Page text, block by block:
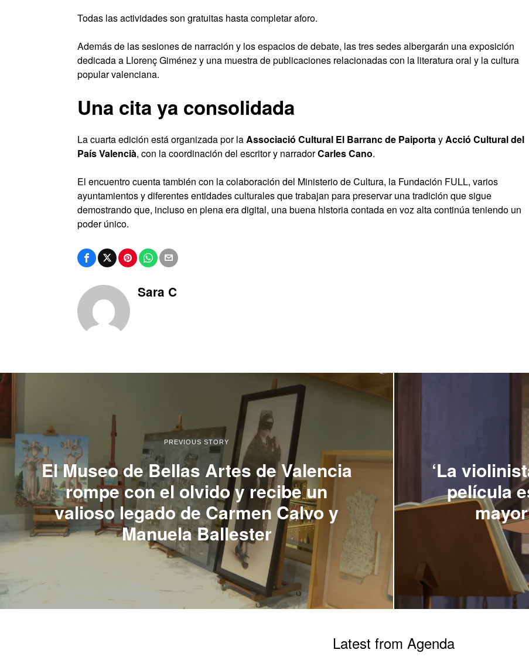
Todas las actividades son gratuitas hasta completar aforo.
Además de las sesiones de narración y los espacios de debate, las tres sedes albergarán una exposición
dedicada a Llorenç Giménez y una muestra de publicaciones relacionadas con la literatura oral y la cultura
popular valenciana.
Una cita ya consolidada
La cuarta edición está organizada por laAssociació Cultural El Barranc de PaiportayAcció Cultural del
País Valencià, con la coordinación del escritor y narradorCarles Cano.
El encuentro cuenta también con la colaboración del Ministerio de Cultura, la Fundación FULL, varios
ayuntamientos y diferentes entidades culturales que trabajan para preservar una tradición que sigue
demostrando que, incluso en plena era digital, una buena historia contada en voz alta continúa teniendo un
poder único.
Sara C
PREVIOUS STORY
El Museo de Bellas Artes de Valencia
rompe con el olvido y recibe un
valioso legado de Carmen Calvo y
Manuela Ballester
‘La
película
Latest from Agenda